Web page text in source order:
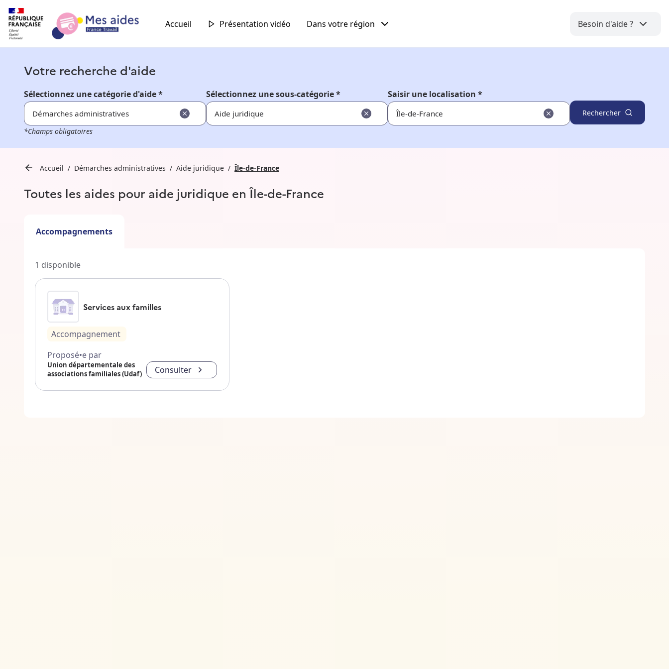
Accueil Présentation vidéo Dans votre région Besoin d'aide ?
Votre recherche d'aide
Sélectionnez une catégorie d'aide *
Démarches administratives
Sélectionnez une sous-catégorie *
Aide juridique
Saisir une localisation *
Rechercher
*Champs obligatoires
Accueil Démarches administratives Aide juridique Île-de-France
Toutes les aides pour aide juridique en Île-de-France
Accompagnements
1 disponible
Services aux familles
Accompagnement
Proposé•e par
Union départementale des
associations familiales (Udaf)
Consulter